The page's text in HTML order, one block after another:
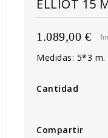
ELLIOT 15
1.089,00 €
Medidas: 5*3 m.
Cantidad
Compartir